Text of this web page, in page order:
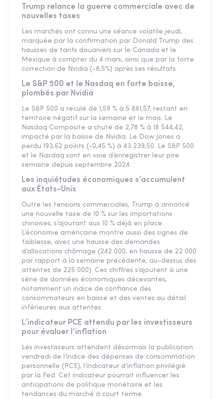
Trump relance la guerre commerciale avec de
nouvelles taxes
Les marchés ont connu une séance volatile jeudi,
marquée par la confirmation par Donald Trump des
hausses de tarifs douaniers sur le Canada et le
Mexique à compter du 4 mars, ainsi que par la forte
correction de Nvidia (-8,5%) après ses résultats.
Le S&P 500 et le Nasdaq en forte baisse,
plombés par Nvidia
Le S&P 500 a reculé de 1,59 % à 5 861,57, restant en
territoire négatif sur la semaine et le mois. Le
Nasdaq Composite a chuté de 2,78 % à 18 544,42,
impacté par la baisse de Nvidia. Le Dow Jones a
perdu 193,62 points (-0,45 %) à 43 239,50. Le S&P 500
et le Nasdaq sont en voie d’enregistrer leur pire
semaine depuis septembre 2024.
Les inquiétudes économiques s’accumulent
aux États-Unis
Outre les tensions commerciales, Trump a annoncé
une nouvelle taxe de 10 % sur les importations
chinoises, s’ajoutant aux 10 % déjà en place.
L’économie américaine montre aussi des signes de
faiblesse, avec une hausse des demandes
d’allocations chômage (242 000, en hausse de 22 000
par rapport à la semaine précédente, au-dessus des
attentes de 225 000). Ces chiffres s’ajoutent à une
série de données économiques décevantes,
notamment un indice de confiance des
consommateurs en baisse et des ventes au détail
inférieures aux attentes.
L’indicateur PCE attendu par les investisseurs
pour évaluer l’inflation
Les investisseurs attendent désormais la publication
vendredi de l’indice des dépenses de consommation
personnelle (PCE), l’indicateur d’inflation privilégié
par la Fed. Cet indicateur pourrait influencer les
anticipations de politique monétaire et les
tendances du marché à court terme.